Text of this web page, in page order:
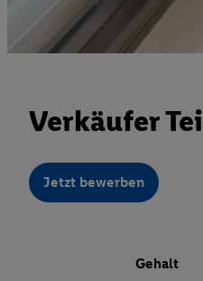
Verkäufer
Jetzt bewerben
Gehalt